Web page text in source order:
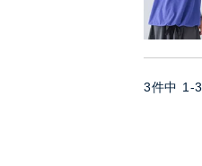
3件中 1 -3